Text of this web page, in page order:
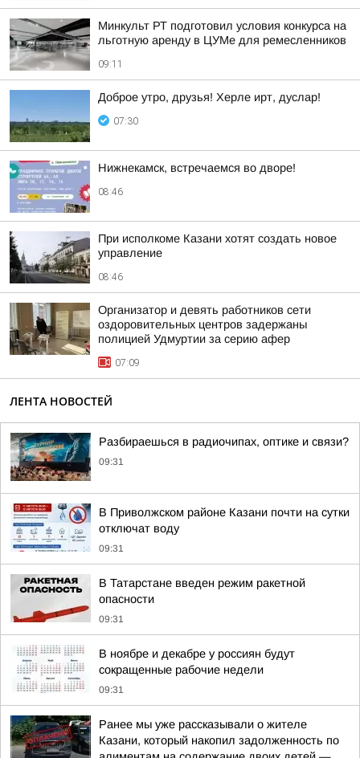
Минкульт РТ подготовил условия конкурса на
льготную аренду в ЦУМе для ремесленников
09:11
Доброе утро, друзья! Херле ирт, дуслар!
07:30
Нижнекамск, встречаемся во дворе!
08:46
При исполкоме Казани хотят создать новое
управление
08:46
Организатор и девять работников сети
оздоровительных центров задержаны
полицией Удмуртии за серию афер
07:09
ЛЕНТА НОВОСТЕЙ
Разбираешься в радиочипах, оптике и связи?
09:31
В Приволжском районе Казани почти на сутки
отключат воду
09:31
В Татарстане введен режим ракетной
опасности
09:31
В ноябре и декабре у россиян будут
сокращенные рабочие недели
09:31
Ранее мы уже рассказывали о жителе
Казани, который накопил задолженность по